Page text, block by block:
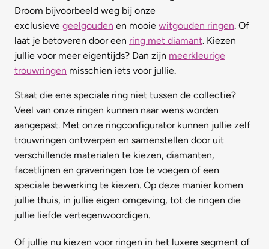
Droom bijvoorbeeld weg bij onze
exclusieve geelgouden en mooie witgouden ringen. Of
laat je betoveren door een ring met diamant. Kiezen
jullie voor meer eigentijds? Dan zijn meerkleurige
trouwringen misschien iets voor jullie.
Staat die ene speciale ring niet tussen de collectie?
Veel van onze ringen kunnen naar wens worden
aangepast. Met onze ringconfigurator kunnen jullie zelf
trouwringen ontwerpen en samenstellen door uit
verschillende materialen te kiezen, diamanten,
facetlijnen en graveringen toe te voegen of een
speciale bewerking te kiezen. Op deze manier komen
jullie thuis, in jullie eigen omgeving, tot de ringen die
jullie liefde vertegenwoordigen.
Of jullie nu kiezen voor ringen in het luxere segment of